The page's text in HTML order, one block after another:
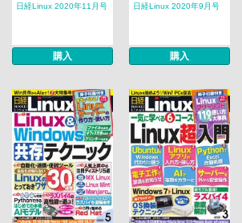
日経Linux 2020年11月号
購入
日経Linux 2020年9月号
購入